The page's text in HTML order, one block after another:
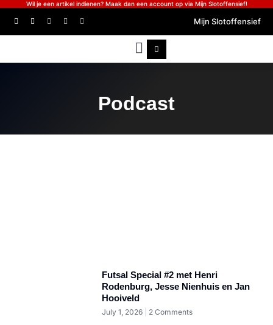
Wil je een artikel indienen? Maak dan een account op via Mijn Slotoffensief!
Mijn Slotoffensief
Podcast
Futsal Special #2 met Henri
Rodenburg, Jesse Nienhuis en Jan
Hooiveld
July 1, 2026 2 Comments